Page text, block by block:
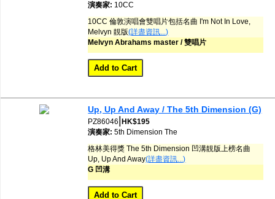
演奏家: 10CC
10CC 倫敦演唱會雙唱片包括名曲 I'm Not In Love,
Melvyn 靚版(詳盡資訊...)
Melvyn Abrahams master / 雙唱片
Up, Up And Away / The 5th Dimension (G)
PZ86046 |HK$195
演奏家:5th Dimension The
格林美得獎 The 5th Dimension 凹溝靚版上榜名曲
Up, Up And Away(詳盡資訊...)
G 凹溝